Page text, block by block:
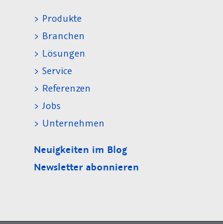
> Produkte
> Branchen
> Lösungen
> Service
> Referenzen
> Jobs
> Unternehmen
Neuigkeiten im Blog
Newsletter abonnieren